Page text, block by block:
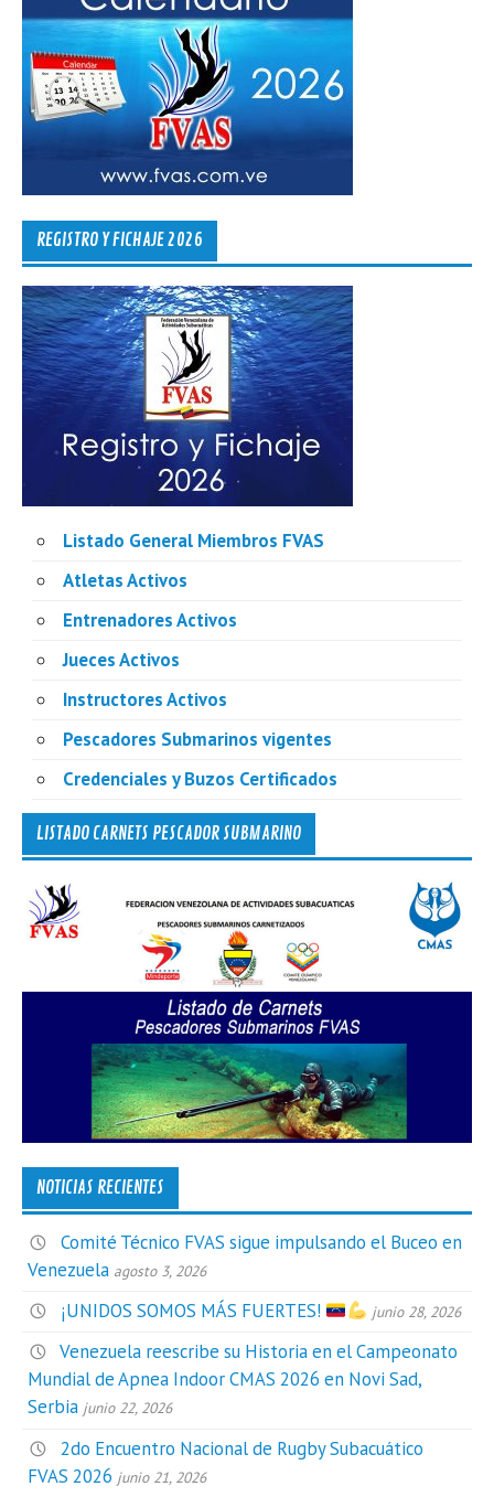
REGISTRO Y FICHAJE 2026
Listado General Miembros FVAS
Atletas Activos
Entrenadores Activos
Jueces Activos
Instructores Activos
Pescadores Submarinos vigentes
Credenciales y Buzos Certificados
LISTADO CARNETS PESCADOR SUBMARINO
NOTICIAS RECIENTES
Comité Técnico FVAS sigue impulsando el Buceo en
Venezuela agosto 3, 2026
¡UNIDOS SOMOS MÁS FUERTES! junio 28, 2026
Venezuela reescribe su Historia en el Campeonato
Mundial de Apnea Indoor CMAS 2026 en Novi Sad,
Serbia junio 22, 2026
2do Encuentro Nacional de Rugby Subacuático
FVAS 2026 junio 21, 2026